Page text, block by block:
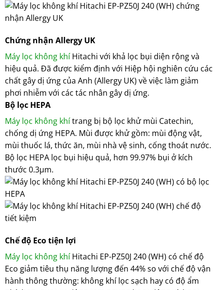
Chứng nhận Allergy UK
Máy lọc không khíHitachi với khả lọc bụi diện rộng và
hiệu quả. Đã được kiểm định với Hiệp hội nghiên cứu các
chất gây dị ứng của Anh (Allergy UK) về việc làm giảm
phơi nhiễm với các tác nhân gây dị ứng.
Bộ lọc HEPA
Máy lọc không khítrang bị bộ lọc khử mùi Catechin,
chống dị ứng HEPA. Mùi được khử gồm: mùi động vật,
mùi thuốc lá, thức ăn, mùi nhà vệ sinh, cống thoát nước.
Bộ lọc HEPA lọc bụi hiệu quả, hơn 99.97% bụi ở kích
thước 0.3μm.
Chế độ Eco tiện lợi
Máy lọc không khíHitachi EP-PZ50J 240 (WH) có chế độ
Eco giảm tiêu thụ năng lượng đến 44% so với chế độ vận
hành thông thường: không khí lọc sạch hay có độ ẩm